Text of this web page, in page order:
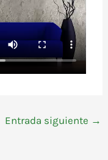
Entrada siguiente →